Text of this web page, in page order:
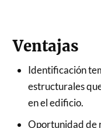
Ventajas
Identificación
estructurales
en el edificio.
Oportunidad de